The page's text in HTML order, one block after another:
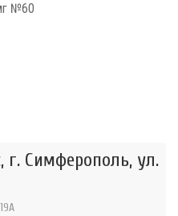
№60
г. Симферополь, ул.